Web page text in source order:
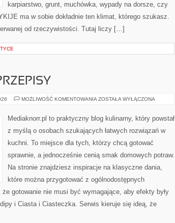
karpiarstwo, grunt, muchówka, wypady na dorsze, czy
ma w sobie dokładnie ten klimat, którego szukasz.
od rzeczywistości. Tutaj liczy […]
MOŻLIWOŚĆ KOMENTOWANIA BEZGLUTENOWE
ZOSTAŁA WYŁĄCZONA
Mediaknorr.pl to praktyczny blog kulinarny, który powstał
z myślą o osobach szukających łatwych rozwiązań w
kuchni. To miejsce dla tych, którzy chcą gotować
sprawnie, a jednocześnie cenią smak domowych potraw.
Na stronie znajdziesz inspiracje na klasyczne dania,
które można przygotować z ogólnodostępnych
że gotowanie nie musi być wymagające, aby efekty były
i Ciasta i Ciasteczka. Serwis kieruje się ideą, że